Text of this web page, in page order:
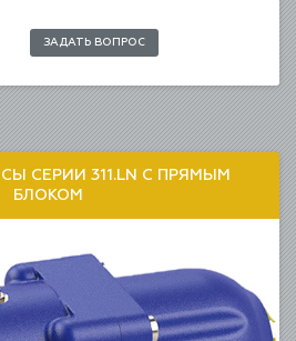
ЗАДАТЬ ВОПРОС
СЕРИИ 311.LN С ПРЯМЫМ
БЛОКОМ